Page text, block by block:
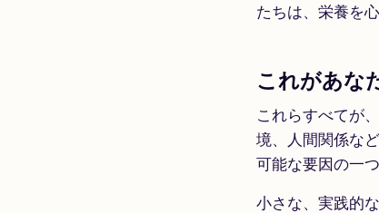
たちは、栄養を
これがあな
これらすべてが
境、人間関係な
可能な要因の一
小さな、実践的